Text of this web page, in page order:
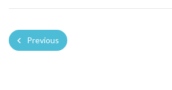
Previous